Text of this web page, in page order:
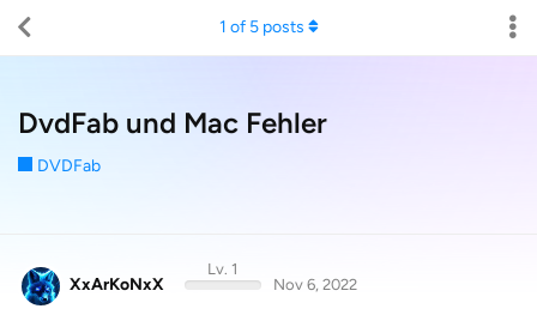
DvdFab und Mac Fehler
DVDFab
1 of 5posts
XxArKoNxX
Lv. 1
Nov 6, 2022